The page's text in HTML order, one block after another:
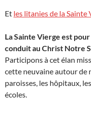
Et les litanies de la Sainte
La Sainte Vierge est
conduit au Christ Notre
Participons à cet élan
cette neuvaine autour de
paroisses, les hôpitaux,
écoles.